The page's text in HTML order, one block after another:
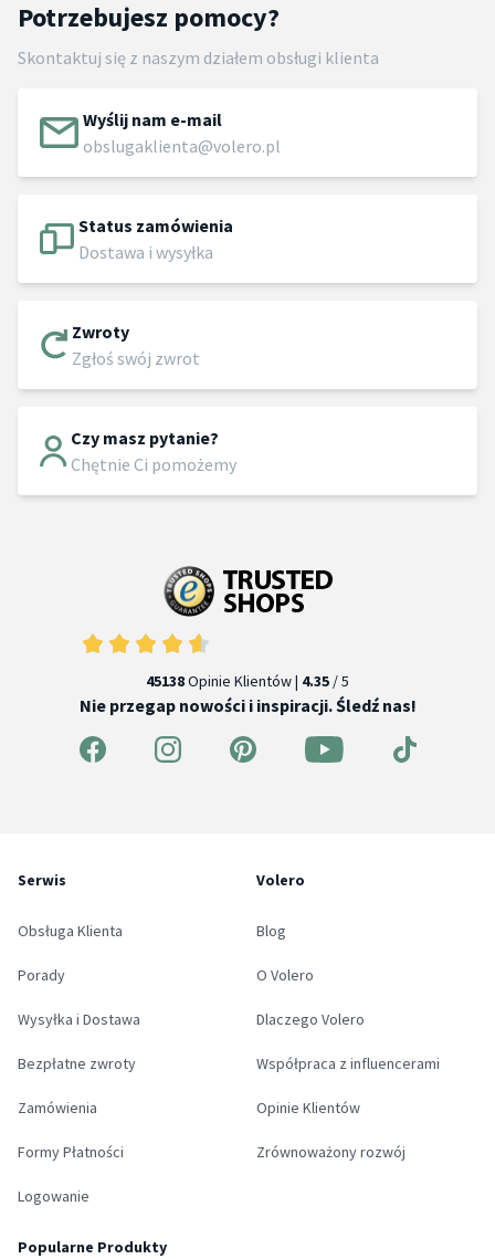
Potrzebujesz pomocy?
Skontaktuj się z naszym działem obsługi klienta
Wyślij nam e-mail
obslugaklienta@volero.pl
Status zamówienia
Dostawa i wysyłka
Zwroty
Zgłoś swój zwrot
Czy masz pytanie?
Chętnie Ci pomożemy
45138Opinie Klientów | 4.35 / 5
Nie przegap nowości i inspiracji. Śledź nas!
Serwis
Obsługa Klienta
Porady
Wysyłka i Dostawa
Bezpłatne zwroty
Zamówienia
Formy Płatności
Logowanie
Volero
Blog
O Volero
Dlaczego Volero
Współpraca z influencerami
Opinie Klientów
Zrównoważony rozwój
Popularne Produkty